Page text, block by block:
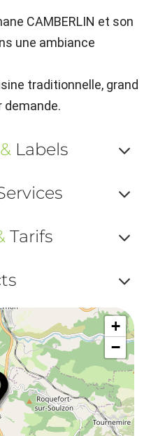
CAMBERLIN et son
une ambiance
traditionnelle, grand
demande.
&Labels
ou
ou
Tarifs
ou
et
ou
+
−